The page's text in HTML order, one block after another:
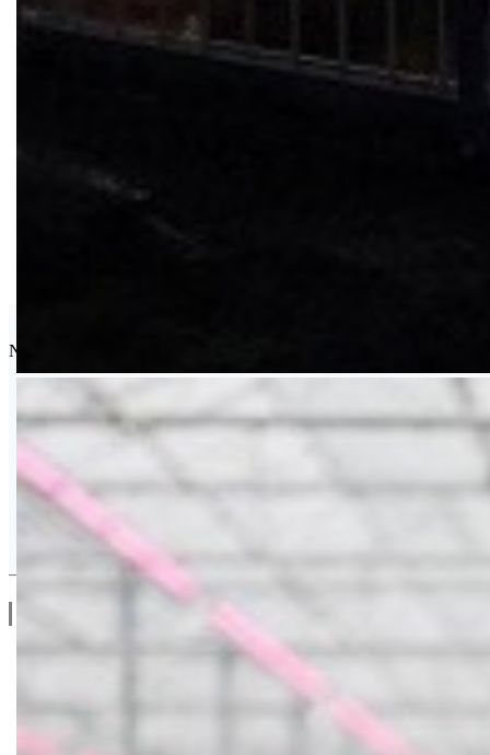
Najpoznatija semenska kuća povrća na svetu.
Drugi Proizvodi od Seminis